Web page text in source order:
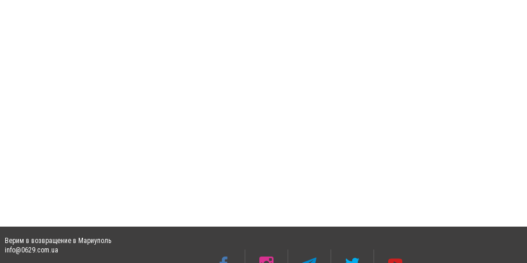
Верим в возвращение в Мариуполь
info@0629.com.ua